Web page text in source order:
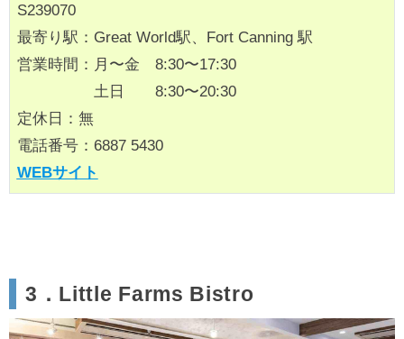
S239070
最寄り駅：Great World駅、Fort Canning 駅
営業時間：月〜金 8:30〜17:30
土日 8:30〜20:30
定休日：無
電話番号：6887 5430
WEBサイト
3．Little Farms Bistro